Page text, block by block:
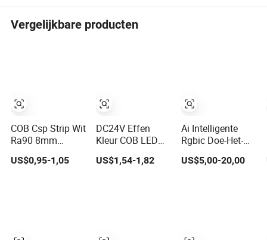
Vergelijkbare producten
COB Csp Strip Wit
Ra90 8mm
320LEDs
12V/24V 5.4W
US$0,95-1,05
DC24V Effen
Kleur COB LED
Strip Licht IP20
Flexibel
US$1,54-1,82
Ai Intelligente
Rgbic Doe-Het-
Zelf Meerkleurige
Veranderende
Assistent
US$5,00-20,00